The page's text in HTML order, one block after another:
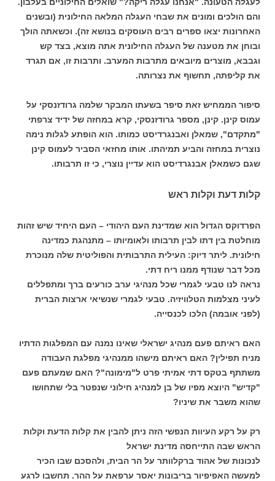
והם הולכים ומונים את שבחי העגלה המלאה החילונית (ובשנים
האחרונות יצאו ספרים רבים העוסקים בנושא זה). וכשאתה הולך
ובוחן את מטענה של העגלה החילונית אתה מוצא, בצד קש
וגבבא, מוצרים מיובאים מתרבות המערב. ותרבות זו, אם תגרד
את קליפתה, תחשוף את נצרותה.
סיפור הממחיש זאת סיפר בשעתו המבקר שלמה גרודזנסקי על
עמוס קינן. קינן, מספר גרודזנסקי, קרא במחזה של ידיד צרפתי
"מתקדם", שמאלן ואבנגרדיסט כמותו. הוא הופתע לגלות נימה
נוצרית במחזה והביע תמיהתו. אותו מחזאי הסביר לעמוס קינן
שגם כשמאלן אבנגרדיסט הוא עדיין נוצרי, כי זו תרבותו.
קלות דעת וקלות ראש
הפרדוקס הגדול הוא שמדינת העם היהודי – העם היחיד שיש זהות
מוחלטת בין דתו לבין תרבותו ולאומיותו – מתנהגת כמדינה
חילונית. ליתר דיוק: העילית התרבותית והפוליטית שלה מנוכרת
מכל דבר שנודף ממנו ריח דתי.
נראה לנו טבעי לגמרי שכל מנהיגי ערב כורעים ברך ומתפללים
לעיני מצלמות הטלוויזיה. טבעי לגמרי שנשיאי ארצות הברית
(לפני אובמה) הלכו לכנסייה.
האם ראיתם פעם מנהיג ישראלי שאינו נמנה עם המפלגות הדתיו
מניח תפילין? האם ראיתם מישהו ממנהיגי מפלגת העבודה
משתתף בטקס דתי אמיתי פרט ל"מימונה"? האם שמעתם פעם
"קדיש" היוצא מפיו של בן למנהיג חילוני שנפטר בלי שתחושו
שהוא משבר את שיניו?
רק על רקע העיוות הנפשי הזה ניתן להבין את קלות הדעת וקלות
הראש שבה התייחסה מדינת ישראל
לנכונות של אהוד ברקלוותר על הר הבית, ולהסכם שבו הכיר
למעשה האפיפיור בריבונות יאסר ערפאת על ההר. תחשבו לרגע